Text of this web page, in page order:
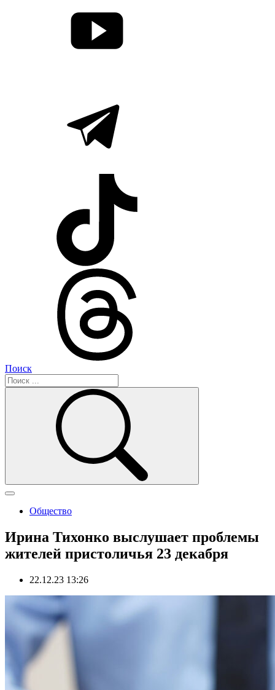
Поиск
Общество
Ирина Тихонко выслушает проблемы
жителей пристоличья 23 декабря
22.12.23 13:26